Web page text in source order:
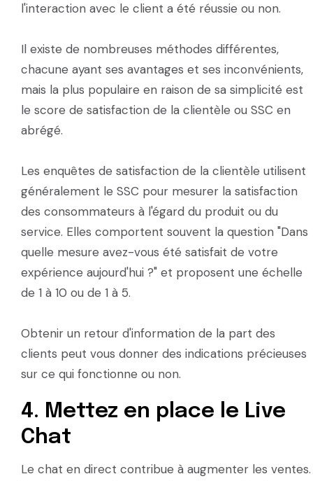
l'interaction avec le client a été réussie ou non.
Il existe de nombreuses méthodes différentes,
chacune ayant ses avantages et ses inconvénients,
mais la plus populaire en raison de sa simplicité est
le score de satisfaction de la clientèle ou SSC en
abrégé.
Les enquêtes de satisfaction de la clientèle utilisent
généralement le SSC pour mesurer la satisfaction
des consommateurs à l'égard du produit ou du
service. Elles comportent souvent la question "Dans
quelle mesure avez-vous été satisfait de votre
expérience aujourd'hui ?" et proposent une échelle
de 1 à 10 ou de 1 à 5.
Obtenir un retour d'information de la part des
clients peut vous donner des indications précieuses
sur ce qui fonctionne ou non.
4. Mettez en place le Live
Chat
Le chat en direct contribue à augmenter les ventes.